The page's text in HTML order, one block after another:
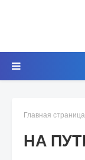
Главная страница
НА